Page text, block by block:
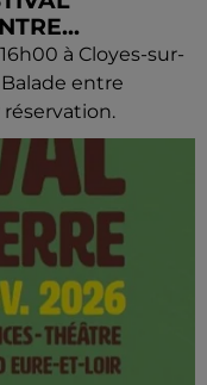
à Cloyes-sur-
Balade entre